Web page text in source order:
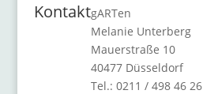
KontaktgARTen
Melanie Unterberg
Mauerstraße 10
40477 Düsseldorf
Tel.: 0211 / 498 46 26